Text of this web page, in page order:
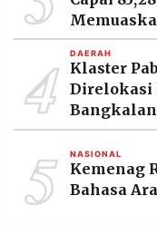
4 DAERAH
Klaster
Direlokasi
Bangkalan
5 NASIONAL
Kemenag
Bahasa